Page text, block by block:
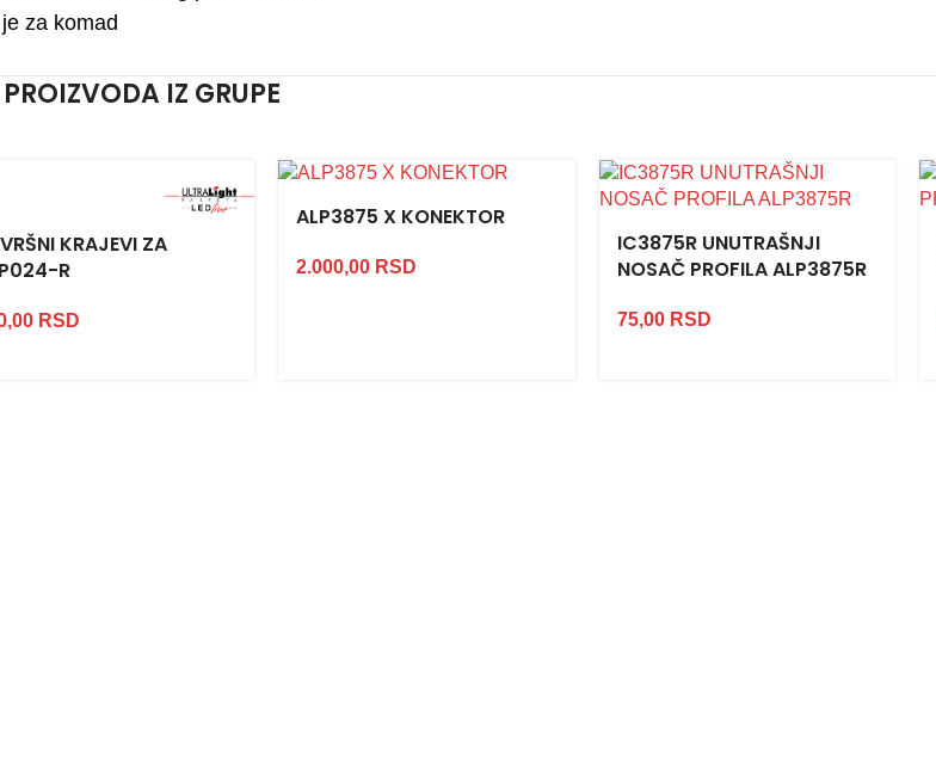
za komad
IZ GRUPE
KRAJEVI ZA
R
RSD
ALP3875 X KONEKTOR
2.000,00 RSD
IC3875R UNUTRAŠNJI
NOSAČ PROFILA ALP3875R
75,00 RSD